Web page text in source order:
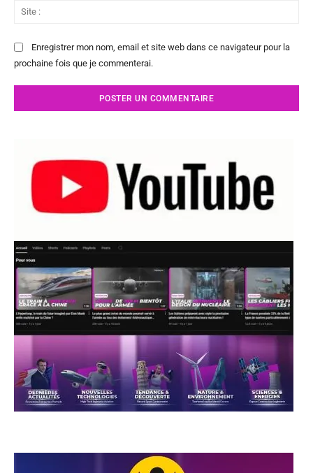
Enregistrer mon nom, email et site web dans ce navigateur pour la
prochaine fois que je commenterai.